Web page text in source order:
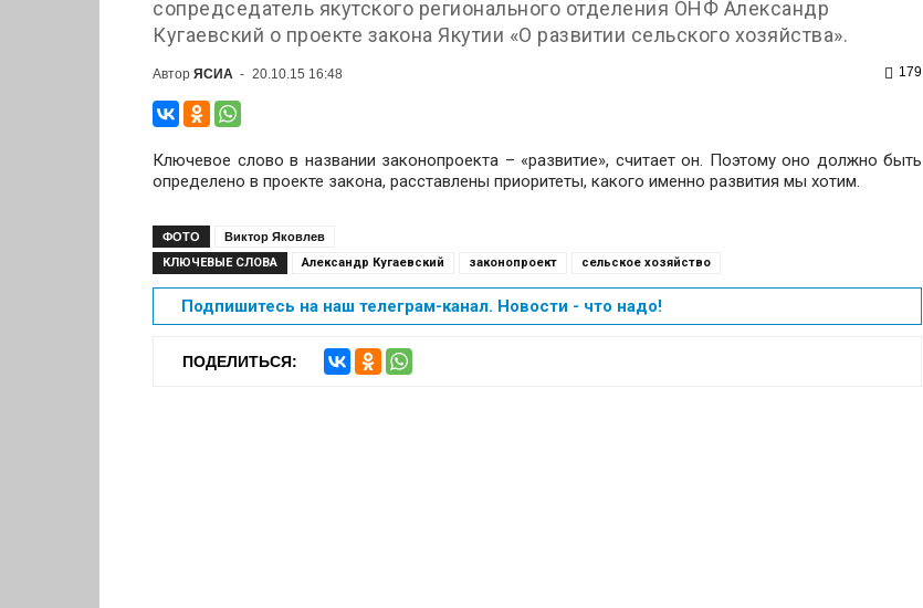
сопредседатель якутского регионального отделения ОНФ Александр
Кугаевский о проекте закона Якутии «О развитии сельского хозяйства».
Автор ЯСИА - 20.10.15 16:48 179
Ключевое слово в названии законопроекта – «развитие», считает он. Поэтому оно должно быть
определено в проекте закона, расставлены приоритеты, какого именно развития мы хотим.
ФОТО Виктор Яковлев
КЛЮЧЕВЫЕ СЛОВА Александр Кугаевский законопроект сельское хозяйство
Подпишитесь на наш телеграм-канал. Новости - что надо!
ПОДЕЛИТЬСЯ: